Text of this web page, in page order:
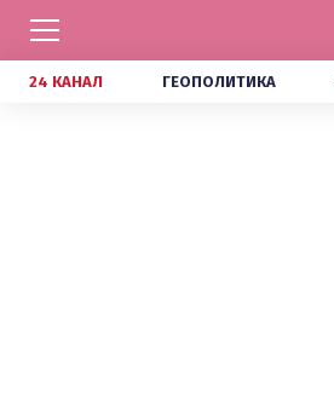
24 КАНАЛ ГЕОПОЛИТИКА